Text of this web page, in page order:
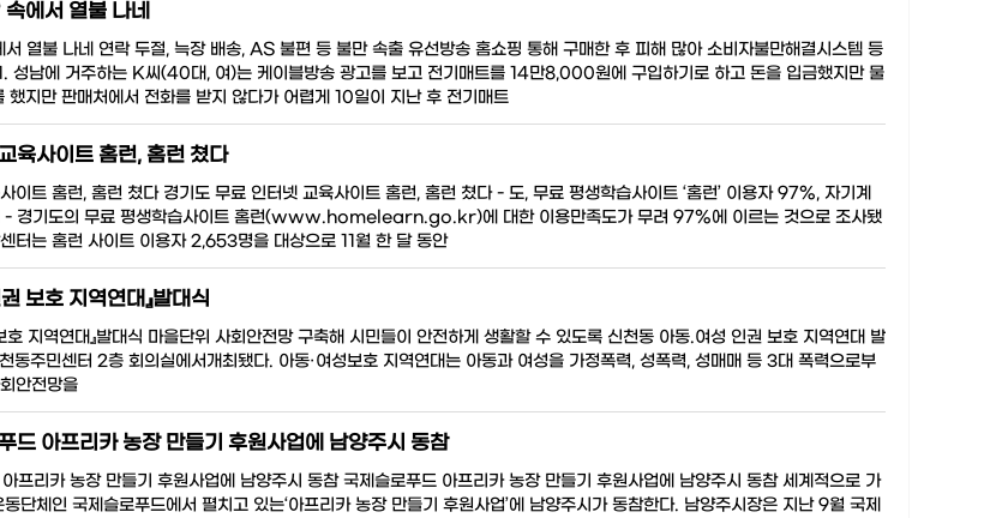
에서 열불 나네
열불 나네 연락 두절, 늑장 배송, AS 불편 등 불만 속출 유선방송 홈쇼핑 통해 구매한 후 피해 많아 소비자불만해결시스템 등
성남에 거주하는 K씨(40대, 여)는 케이블방송 광고를 보고 전기매트를 14만8,000원에 구입하기로 하고 돈을 입금했지만 물
했지만 판매처에서 전화를 받지 않다가 어렵게 10일이 지난 후 전기매트
육사이트 홈런, 홈런 쳤다
이트 홈런, 홈런 쳤다 경기도 무료 인터넷 교육사이트 홈런, 홈런 쳤다 - 도, 무료 평생학습사이트 ‘홈런’ 이용자 97%, 자기계
- 경기도의 무료 평생학습사이트 홈런(www.homelearn.go.kr)에 대한 이용만족도가 무려 97%에 이르는 것으로 조사됐
터는 홈런 사이트 이용자 2,653명을 대상으로 11월 한 달 동안
보호 지역연대』발대식
호 지역연대』발대식 마을단위 사회안전망 구축해 시민들이 안전하게 생활할 수 있도록 신천동 아동.여성 인권 보호 지역연대 발
동주민센터 2층 회의실에서개최됐다. 아동·여성보호 지역연대는 아동과 여성을 가정폭력, 성폭력, 성매매 등 3대 폭력으로부
안전망을
드 아프리카 농장 만들기 후원사업에 남양주시 동참
프리카 농장 만들기 후원사업에 남양주시 동참 국제슬로푸드 아프리카 농장 만들기 후원사업에 남양주시 동참 세계적으로 가
단체인 국제슬로푸드에서 펼치고 있는‘아프리카 농장 만들기 후원사업’에 남양주시가 동참한다. 남양주시장은 지난 9월 국제